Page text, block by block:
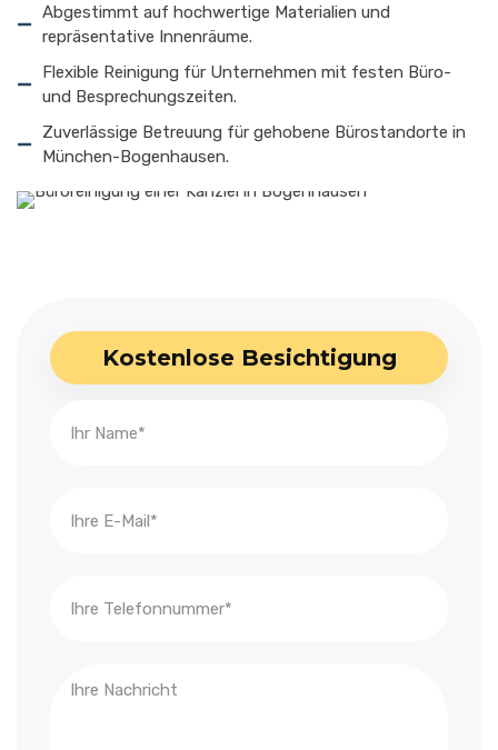
Abgestimmt auf hochwertige Materialien und
repräsentative Innenräume.
Flexible Reinigung für Unternehmen mit festen Büro-
und Besprechungszeiten.
Zuverlässige Betreuung für gehobene Bürostandorte in
München-Bogenhausen.
Kostenlose Besichtigung